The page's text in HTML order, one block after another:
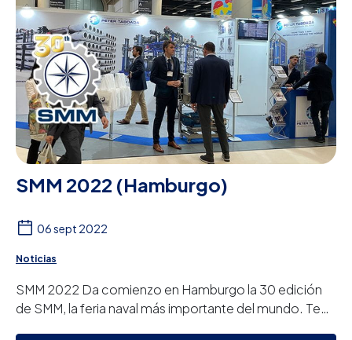
SMM 2022 (Hamburgo)
06 sept 2022
Noticias
SMM 2022 Da comienzo en Hamburgo la 30 edición
de SMM, la feria naval más importante del mundo. Te